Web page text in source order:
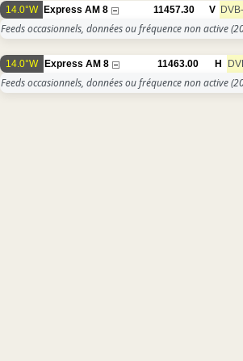
14.0°W Express AM 8 11457.30 V
Feeds occasionnels, données ou fréquence non active
14.0°W Express AM 8 11463.00 H
Feeds occasionnels, données ou fréquence non active